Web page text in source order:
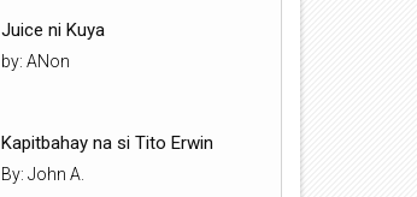
Juice ni Kuya
by: ANon
Kapitbahay na si Tito Erwin
By: John A.